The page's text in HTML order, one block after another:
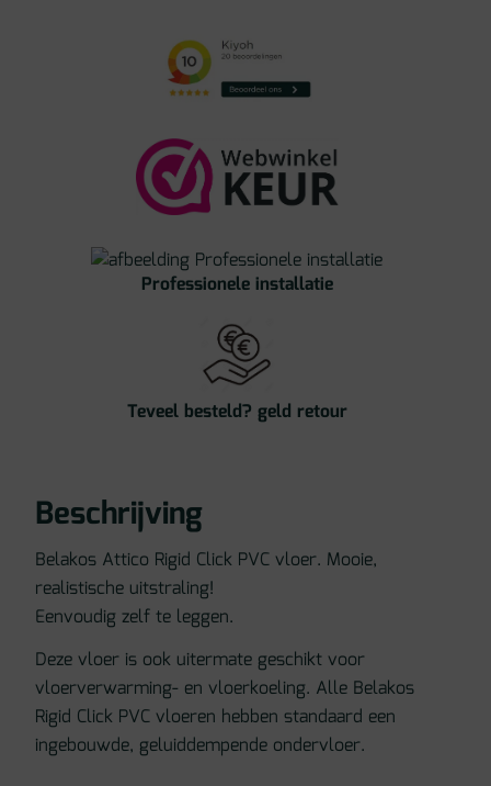
Professionele installatie
Teveel besteld? geld retour
Beschrijving
Belakos Attico Rigid Click PVC vloer. Mooie,
realistische uitstraling!
Eenvoudig zelf te leggen.
Deze vloer is ook uitermate geschikt voor
vloerverwarming- en vloerkoeling. Alle Belakos
Rigid Click PVC vloeren hebben standaard een
ingebouwde, geluiddempende ondervloer.